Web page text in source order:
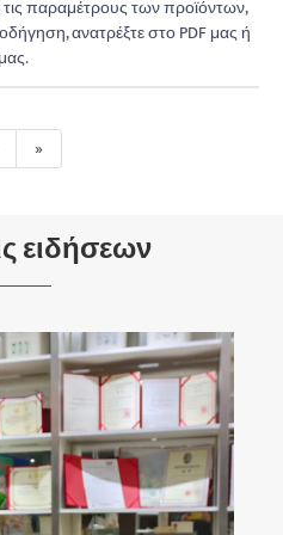
τις παραμέτρους των προϊόντων,
ανατρέξτε στο PDF μας ή
»
ειδήσεων